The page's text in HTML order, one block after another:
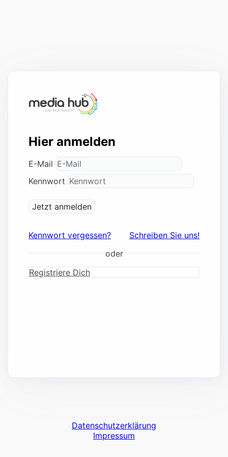
Hier anmelden
E-Mail
Kennwort
Kennwort vergessen?
Schreiben Sie uns!
oder
Registriere Dich
Datenschutzerklärung
Impressum